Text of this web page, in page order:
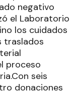
negativo
el Laboratorio
los cuidados
traslados
proceso
seis
donaciones